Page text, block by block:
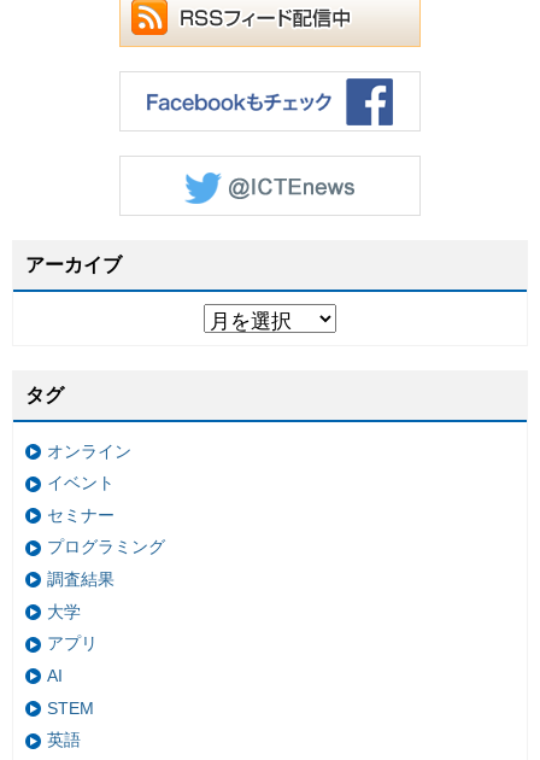
アーカイブ
タグ
オンライン
イベント
セミナー
プログラミング
調査結果
大学
アプリ
AI
STEM
英語